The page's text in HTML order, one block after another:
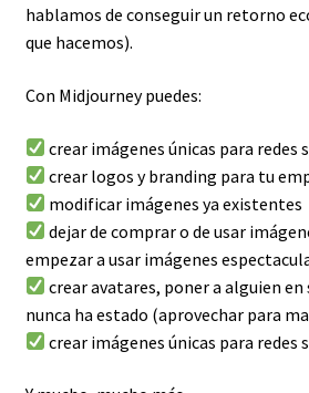
hablamos de conseguir un retorno
que hacemos).
Con Midjourney puedes:
crear imágenes únicas para redes
crear logos y branding para tu
modificar imágenes ya existentes
dejar de comprar o de usar
empezar a usar imágenes
crear avatares, poner a alguien en
nunca ha estado (aprovechar para
crear imágenes únicas para redes